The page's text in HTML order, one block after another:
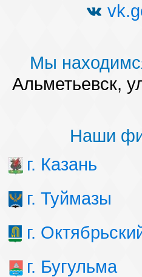
Мы
Альметьевск,
Наши
г. Казань
г. Туймазы
г.
г. Бугульма